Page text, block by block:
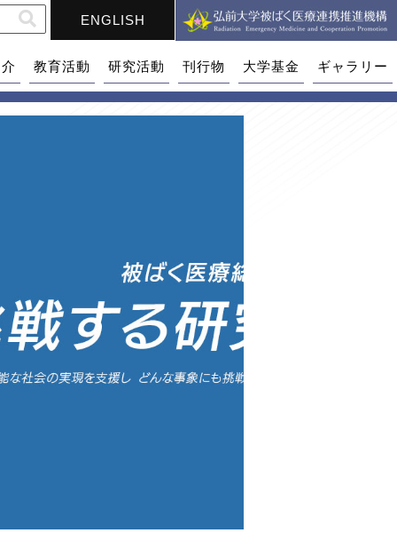
ENGLISH
教育活動 研究活動 刊行物 大学基金 ギャラリー